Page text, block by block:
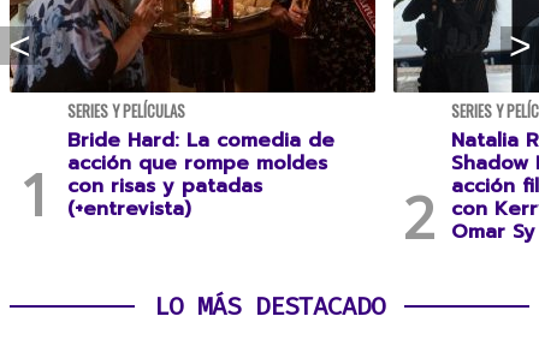
SERIES Y PELÍCULAS
Bride Hard: La comedia de
acción que rompe moldes
con risas y patadas
(+entrevista)
SERIES Y
Natalia
acción
con
Omar
LO MÁS DESTACADO